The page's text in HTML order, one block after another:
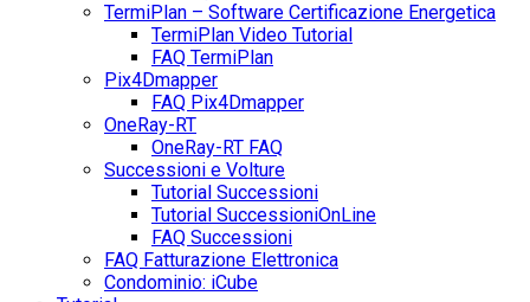
TermiPlan – Software Certificazione Energetica
TermiPlan Video Tutorial
FAQ TermiPlan
Pix4Dmapper
FAQ Pix4Dmapper
OneRay-RT
OneRay-RT FAQ
Successioni e Volture
Tutorial Successioni
Tutorial SuccessioniOnLine
FAQ Successioni
FAQ Fatturazione Elettronica
Condominio: iCube